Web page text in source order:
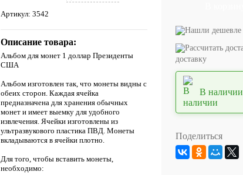
Артикул: 3542
Описание товара:
Альбом для монет 1 доллар Президенты
США
Альбом изготовлен так, что монеты видны с
обеих сторон. Каждая ячейка
предназначена для хранения обычных
монет и имеет выемку для удобного
извлечения. Ячейки изготовлены из
ультразвукового пластика ПВД. Монеты
вкладываются в ячейки плотно.
Для того, чтобы вставить монеты,
необходимо:
доставку
В наличии
Поделиться